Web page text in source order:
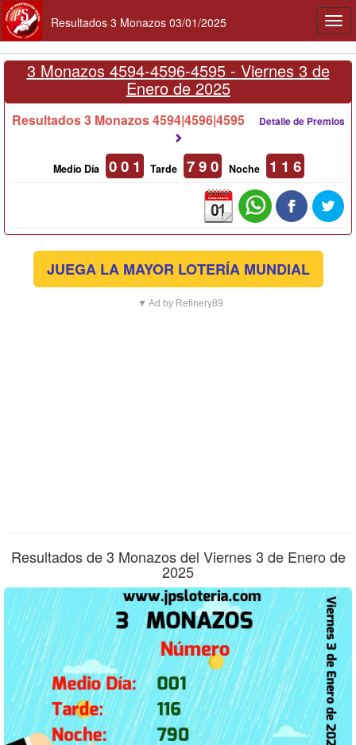
Resultados 3 Monazos 03/01/2025
3 Monazos 4594-4596-4595 - Viernes 3 de
Enero de 2025
Resultados 3 Monazos 4594|4596|4595 Detalle de Premios
Medio Día 0 0 1 Tarde 7 9 0 Noche 1 1 6
JUEGA LA MAYOR LOTERÍA MUNDIAL
▼ Ad by Refinery89
Resultados de 3 Monazos del Viernes 3 de Enero de
2025